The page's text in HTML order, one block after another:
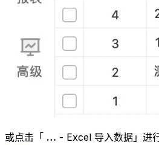
或点击「 … - Excel 导入数据」进